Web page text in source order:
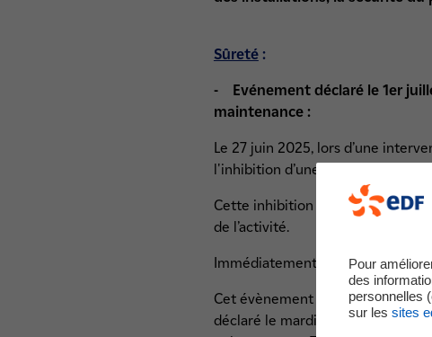
Sûreté:
- Evénement déclaré le 1er
maintenance :
Le 27 juin 2025, lors d’une
l'inhibition d’une chaîne de
Cette inhibition avait été
de l’activité.
Immédiatement, les équipes de
Cet évènement n’a pas eu
déclaré le mardi 1er juillet 2025 à
Pour
des
personnelles
sur les sites